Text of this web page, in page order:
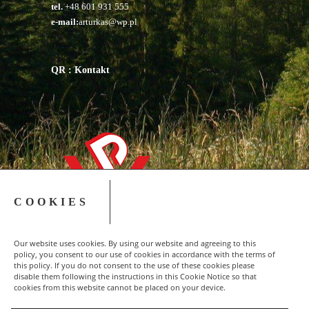
COOKIES
Our website uses cookies. By using our website and agreeing to this
policy, you consent to our use of cookies in accordance with the terms of
this policy. If you do not consent to the use of these cookies please
disable them following the instructions in this Cookie Notice so that
cookies from this website cannot be placed on your device.
tel.+48 601 931 555
e-mail:arturkas@wp.pl
QR : Kontakt